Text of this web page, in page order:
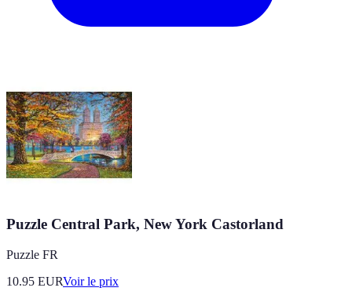
Puzzle Central Park, New York Castorland
Puzzle FR
10.95 EURVoir le prix